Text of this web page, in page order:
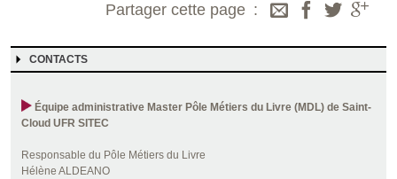
Partager cette page
CONTACTS
Équipe administrative Master Pôle Métiers du Livre (MDL) de Saint-
Cloud UFR SITEC
Responsable du Pôle Métiers du Livre
Hélène ALDEANO